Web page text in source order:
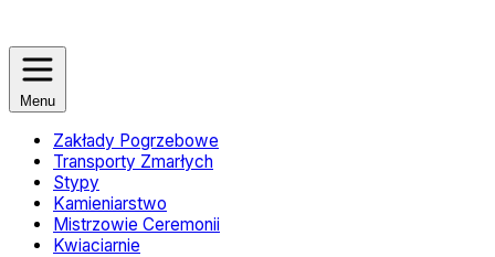
Menu
Zakłady Pogrzebowe
Transporty Zmarłych
Stypy
Kamieniarstwo
Mistrzowie Ceremonii
Kwiaciarnie